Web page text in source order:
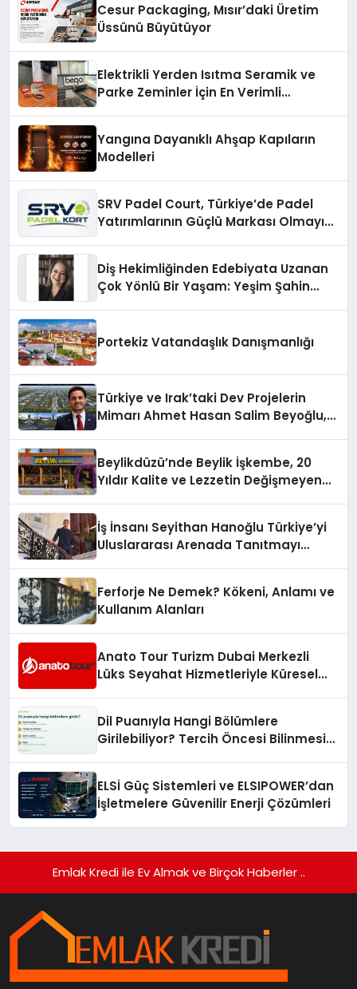
Cesur Packaging, Mısır’daki Üretim
Üssünü Büyütüyor
Elektrikli Yerden Isıtma Seramik ve
Parke Zeminler İçin En Verimli
Yangına Dayanıklı Ahşap Kapıların
Modelleri
SRV Padel Court, Türkiye’de Padel
Yatırımlarının Güçlü Markası Olmayı
Diş Hekimliğinden Edebiyata Uzanan
Çok Yönlü Bir Yaşam: Yeşim Şahin
Portekiz Vatandaşlık Danışmanlığı
Türkiye ve Irak’taki Dev Projelerin
Mimarı Ahmet Hasan Salim Beyoğlu,
Hayata Geçirecek
Beylikdüzü’nde Beylik İşkembe, 20
Yıldır Kalite ve Lezzetin Değişmeyen
İş İnsanı Seyithan Hanoğlu Türkiye’yi
Uluslararası Arenada Tanıtmayı
Ferforje Ne Demek? Kökeni, Anlamı ve
Kullanım Alanları
Anato Tour Turizm Dubai Merkezli
Lüks Seyahat Hizmetleriyle Küresel
Dil Puanıyla Hangi Bölümlere
Girilebiliyor? Tercih Öncesi Bilinmesi
ELSİ Güç Sistemleri ve ELSIPOWER’dan
İşletmelere Güvenilir Enerji Çözümleri
Emlak Kredi ile Ev Almak ve Birçok Haberler ..